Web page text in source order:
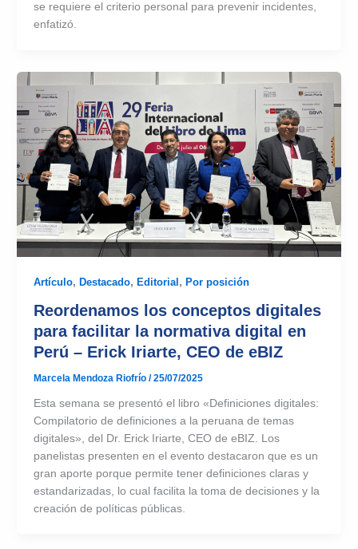
se requiere el criterio personal para prevenir incidentes,
enfatizó.
Artículo, Destacado, Editorial , Por posición
Reordenamos los conceptos digitales
para facilitar la normativa digital en
Perú – Erick Iriarte, CEO de eBIZ
Marcela Mendoza Riofrío /25/07/2025
Esta semana se presentó el libro «Definiciones digitales:
Compilatorio de definiciones a la peruana de temas
digitales», del Dr. Erick Iriarte, CEO de eBIZ. Los
panelistas presenten en el evento destacaron que es un
gran aporte porque permite tener definiciones claras y
estandarizadas, lo cual facilita la toma de decisiones y la
creación de políticas públicas.